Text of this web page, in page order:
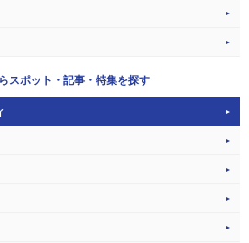
スポット・記事・特集を探す